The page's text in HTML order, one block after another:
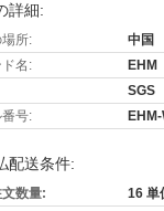
詳細:
所:
中国
名:
EHM
SGS
号:
配送条件:
数量: 16 単